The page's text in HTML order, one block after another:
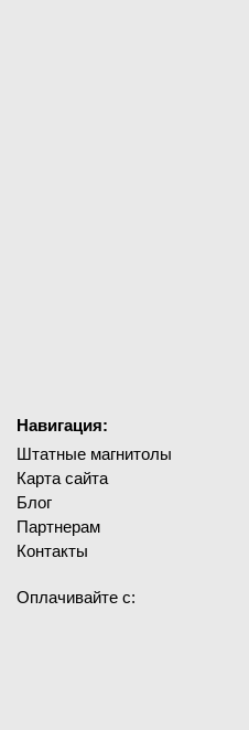
Навигация:
Штатные магнитолы
Карта сайта
Блог
Партнерам
Контакты
Оплачивайте с: